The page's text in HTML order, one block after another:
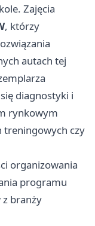
Zajęcia
, którzy
autach tej
diagnostyki i
rynkowym
treningowych czy
organizowania
programu
branży